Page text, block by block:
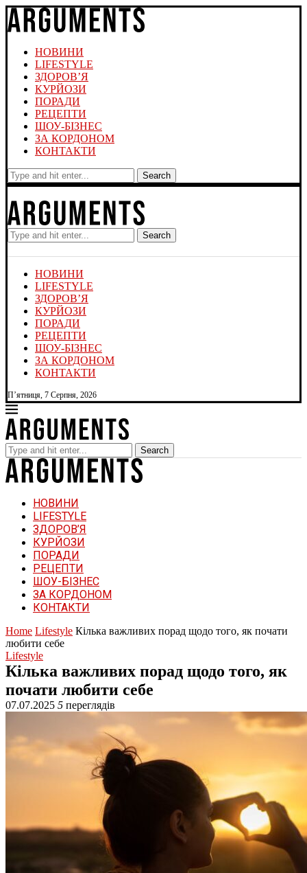
НОВИНИ
LIFESTYLE
ЗДОРОВ’Я
КУРЙОЗИ
ПОРАДИ
РЕЦЕПТИ
ШОУ-БІЗНЕС
ЗА КОРДОНОМ
КОНТАКТИ
Search
Search
НОВИНИ
LIFESTYLE
ЗДОРОВ’Я
КУРЙОЗИ
ПОРАДИ
РЕЦЕПТИ
ШОУ-БІЗНЕС
ЗА КОРДОНОМ
КОНТАКТИ
П’ятниця, 7 Серпня, 2026
Search
НОВИНИ
LIFESTYLE
ЗДОРОВ’Я
КУРЙОЗИ
ПОРАДИ
РЕЦЕПТИ
ШОУ-БІЗНЕС
ЗА КОРДОНОМ
КОНТАКТИ
Home Lifestyle Кілька важливих порад щодо того, як почати
любити себе
Lifestyle
Кілька важливих порад щодо того, як
почати любити себе
07.07.2025 5 переглядів